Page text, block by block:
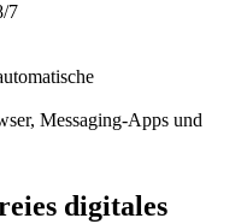
7
Messaging-Apps und
digitales